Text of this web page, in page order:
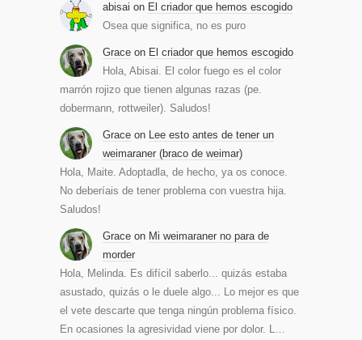
abisai on El criador que hemos escogido
Osea que significa, no es puro
Grace on El criador que hemos escogido
Hola, Abisai. El color fuego es el color
marrón rojizo que tienen algunas razas (pe.
dobermann, rottweiler). Saludos!
Grace on Lee esto antes de tener un
weimaraner (braco de weimar)
Hola, Maite. Adoptadla, de hecho, ya os conoce.
No deberíais de tener problema con vuestra hija.
Saludos!
Grace on Mi weimaraner no para de
morder
Hola, Melinda. Es difícil saberlo... quizás estaba
asustado, quizás o le duele algo... Lo mejor es que
el vete descarte que tenga ningún problema físico.
En ocasiones la agresividad viene por dolor. L…